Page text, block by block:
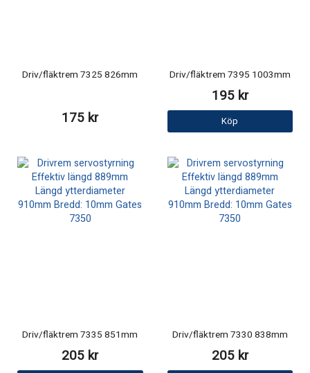
Driv/fläktrem 7325 826mm
175 kr
Driv/fläktrem 7395 1003mm
195 kr
Köp
Driv/fläktrem 7335 851mm
205 kr
Driv/fläktrem 7330 838mm
205 kr